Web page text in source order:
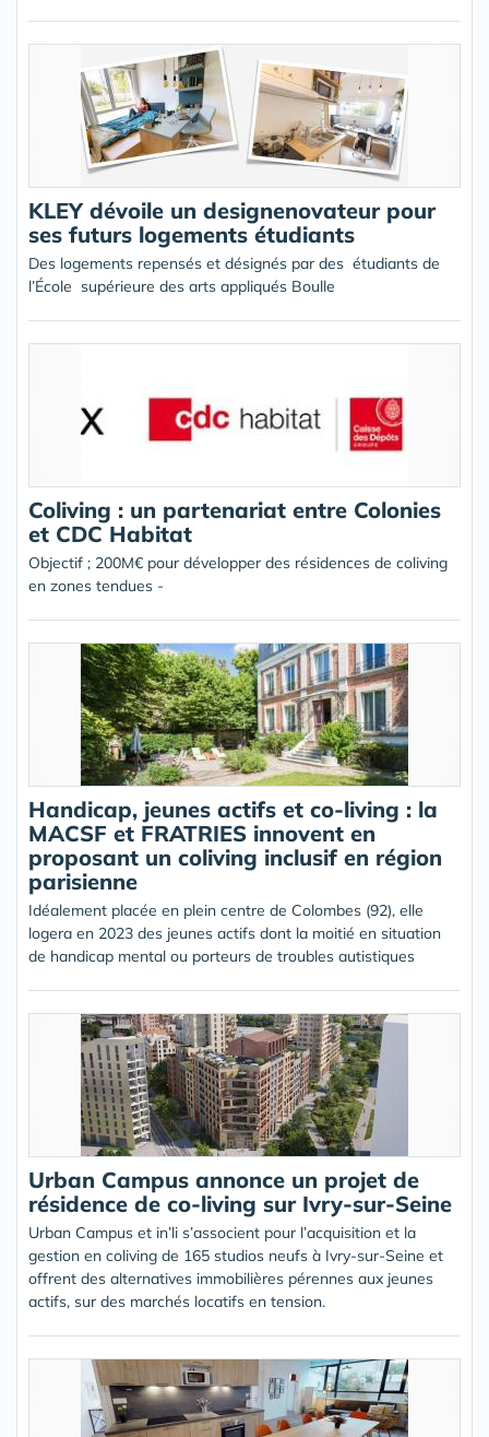
KLEY dévoile un designenovateur pour
ses futurs logements étudiants
Des logements repensés et désignés par des étudiants de
l’École supérieure des arts appliqués Boulle
Coliving : un partenariat entre Colonies
et CDC Habitat
Objectif ; 200M€ pour développer des résidences de coliving
en zones tendues -
Handicap, jeunes actifs et co-living : la
MACSF et FRATRIES innovent en
proposant un coliving inclusif en région
parisienne
Idéalement placée en plein centre de Colombes (92), elle
logera en 2023 des jeunes actifs dont la moitié en situation
de handicap mental ou porteurs de troubles autistiques
Urban Campus annonce un projet de
résidence de co-living sur Ivry-sur-Seine
Urban Campus et in’li s’associent pour l’acquisition et la
gestion en coliving de 165 studios neufs à Ivry-sur-Seine et
offrent des alternatives immobilières pérennes aux jeunes
actifs, sur des marchés locatifs en tension.